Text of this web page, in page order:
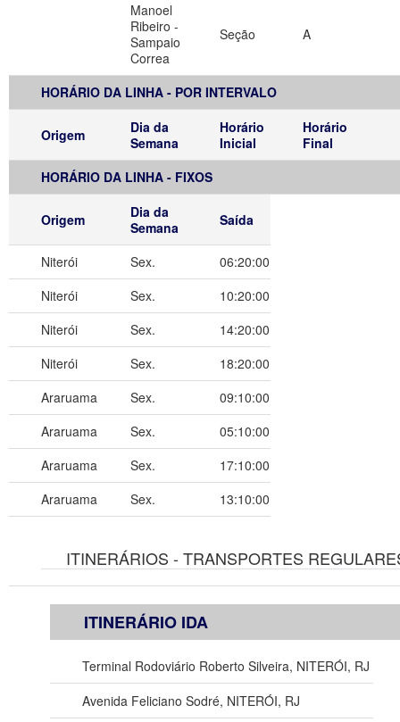
Manoel
Ribeiro -
Sampaio
Correa
Seção A
HORÁRIO DA LINHA - POR INTERVALO
Origem
Dia da
Semana
Horário
Inicial
Horário
Final
HORÁRIO DA LINHA - FIXOS
Origem
Dia da
Semana
Saída
Niterói Sex.
06:20:00
Niterói
Sex.
10:20:00
Niterói
Sex.
14:20:00
Niterói
Sex.
18:20:00
Araruama
Sex.
09:10:00
Araruama
Sex.
05:10:00
Araruama
Sex.
17:10:00
Araruama
Sex. 13:10:00
ITINERÁRIOS - TRANSPORTES
ITINERÁRIO IDA
Terminal Rodoviário Roberto Silveira, NITERÓI, RJ
Avenida Feliciano Sodré, NITERÓI, RJ